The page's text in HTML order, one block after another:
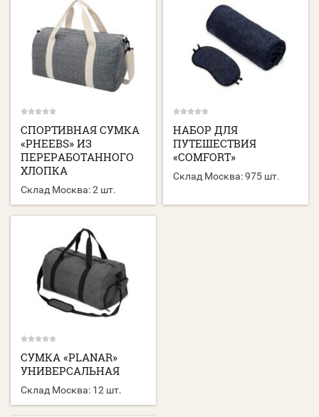
СПОРТИВНАЯ СУМКА
«PHEEBS» ИЗ
ПЕРЕРАБОТАННОГО
ХЛОПКА
Склад Москва:2 шт.
НАБОР ДЛЯ
ПУТЕШЕСТВИЯ
«COMFORT»
Склад Москва: 975 шт.
CУМКА «PLANAR»
УНИВЕРСАЛЬНАЯ
Склад Москва: 12 шт.